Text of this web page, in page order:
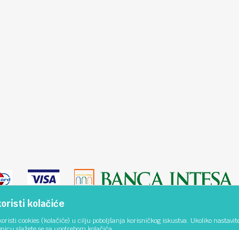
kolačiće
cookies (kolačiće) u cilju poboljšanja korisničkog iskustva. Ukoliko